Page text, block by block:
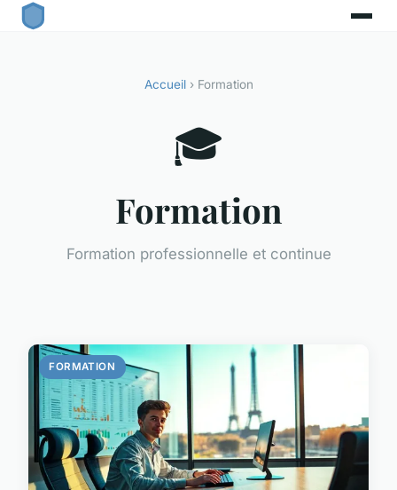
Accueil› Formation
🎓
Formation
Formation professionnelle et continue
FORMATION